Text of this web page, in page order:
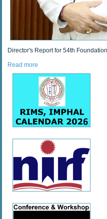
Director's Report for 54th
Read more